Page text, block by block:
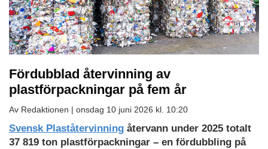
Fördubblad återvinning av
plastförpackningar på fem år
Av Redaktionen | onsdag 10 juni 2026 kl. 10:20
Svensk Plaståtervinning återvann under 2025 totalt
37 819 ton plastförpackningar – en fördubbling på